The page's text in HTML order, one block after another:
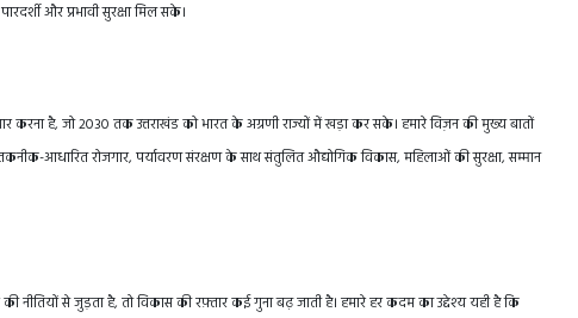
और प्रभावी सुरक्षा मिल सके।
है, जो 2030 तक उत्तराखंड को भारत के अग्रणी राज्यों में खड़ा कर सके। हमारे विज़न की मुख्य बातों
आधारित रोजगार, पर्यावरण संरक्षण के साथ संतुलित औद्योगिक विकास, महिलाओं की सुरक्षा, सम्मान
नीतियों से जुड़ता है, तो विकास की रफ़्तार कई गुना बढ़ जाती है। हमारे हर कदम का उद्देश्य यही है कि